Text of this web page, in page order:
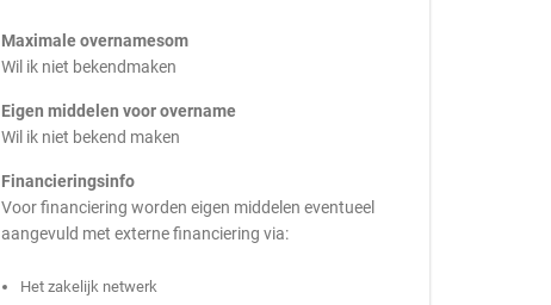
Maximale overnamesom
Wil ik niet bekendmaken
Eigen middelen voor overname
Wil ik niet bekend maken
Financieringsinfo
Voor financiering worden eigen middelen eventueel
aangevuld met externe financiering via:
Het zakelijk netwerk